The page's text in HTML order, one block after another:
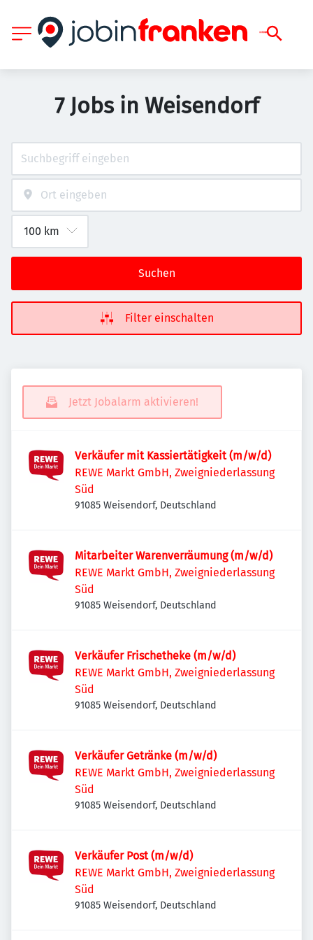
7 Jobs in Weisendorf
Suchen
Filter einschalten
Jetzt Jobalarm aktivieren!
Verkäufer mit Kassiertätigkeit (m/w/d)
REWE Markt GmbH, Zweigniederlassung
Süd
91085 Weisendorf, Deutschland
Mitarbeiter Warenverräumung (m/w/d)
REWE Markt GmbH, Zweigniederlassung
Süd
91085 Weisendorf, Deutschland
Verkäufer Frischetheke (m/w/d)
REWE Markt GmbH, Zweigniederlassung
Süd
91085 Weisendorf, Deutschland
Verkäufer Getränke (m/w/d)
REWE Markt GmbH, Zweigniederlassung
Süd
91085 Weisendorf, Deutschland
Verkäufer Post (m/w/d)
REWE Markt GmbH, Zweigniederlassung
Süd
91085 Weisendorf, Deutschland